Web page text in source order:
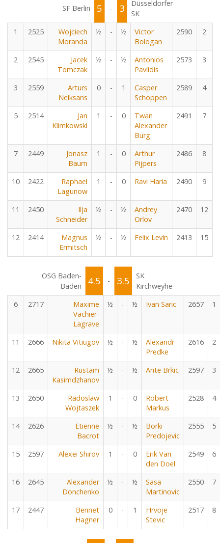
SF Berlin 5 - 3
Düsseldorfer
SK
1
2525
Wojciech
Moranda
½ - ½
Victor
Bologan
2590 2
2 2545
Jacek
Tomczak
½ - ½
Antonios
Pavlidis
2573 3
3 2559
Arturs
Neiksans
0 - 1
Casper
Schoppen
2589 4
5 2514
Jan
Klimkowski
1 - 0
Twan
Alexander
Burg
2491 7
7 2449
Jonasz
Baum
1 - 0
Arthur
Pijpers
2486 8
10 2422
Raphael
Lagunow
1 - 0 Ravi Haria 2490 9
11 2450
Ilja
Schneider
½ - ½
Andrey
Orlov
2470 12
12 2414
Magnus
Ermitsch
½ - ½ Felix Levin 2413 15
OSG Baden-
Baden
4.5 - 3.5
SK
Kirchweyhe
6
2717
Maxime
Vachier-
Lagrave
½ - ½ Ivan Saric 2657 1
11 2666 Nikita Vitiugov ½ - ½
Alexandr
Predke
2616 2
12 2665
Rustam
Kasimdzhanov
½ - ½ Ante Brkic 2597 3
13 2650
Radoslaw
Wojtaszek
1 - 0
Robert
Markus
2528 4
14 2626
Etienne
Bacrot
½ - ½
Borki
Predojevic
2555 5
15 2597 Alexei Shirov 1 - 0
Erik Van
den Doel
2549 6
16 2645
Alexander
Donchenko
½ - ½
Sasa
Martinovic
2550 7
17 2447
Bennet
Hagner
0 - 1
Hrvoje
Stevic
2517 8